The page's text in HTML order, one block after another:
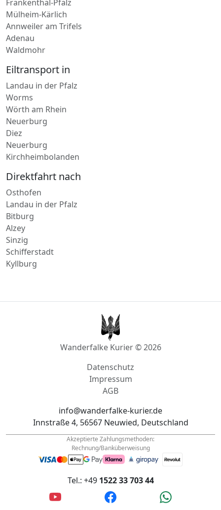
Eisenberg-Pfalz
Frankenthal-Pfalz
Frankenthal-Pfalz
Mülheim-Kärlich
Annweiler am Trifels
Waldmohr
Eiltransport in
Landau in der Pfalz
Worms
Wörth am Rhein
Neuerburg
Diez
Kirchheimbolanden
Direktfahrt nach
Osthofen
Landau in der Pfalz
Bitburg
Alzey
Sinzig
Wanderfalke Kurier © 2026
Datenschutz
AGB
info@wanderfalke-kurier.de
Innstraße 4, 56567 Neuwied, Deutschland
Akzeptierte Zahlungsmethoden:
1522 33 703 44